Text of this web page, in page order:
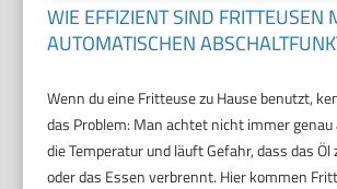
WIE EFFIZIENT SIND FRITTEUSEN
AUTOMATISCHEN
Wenn du eine Fritteuse zu Hause benutzt,
das Problem: Man achtet nicht immer genau
die Temperatur und läuft Gefahr, dass das
oder das Essen verbrennt. Hier kommen